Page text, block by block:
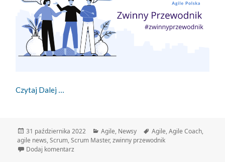
Czytaj Dalej
Data
publikacji
31 października 2022 Kategorie
Agile, Newsy Tagi
Agile,Agile Coach,
agile news,Scrum,Scrum Master,zwinny przewodnik
Dodaj komentarz